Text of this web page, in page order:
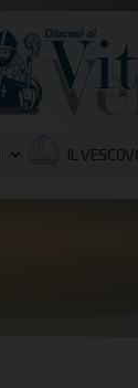
IL